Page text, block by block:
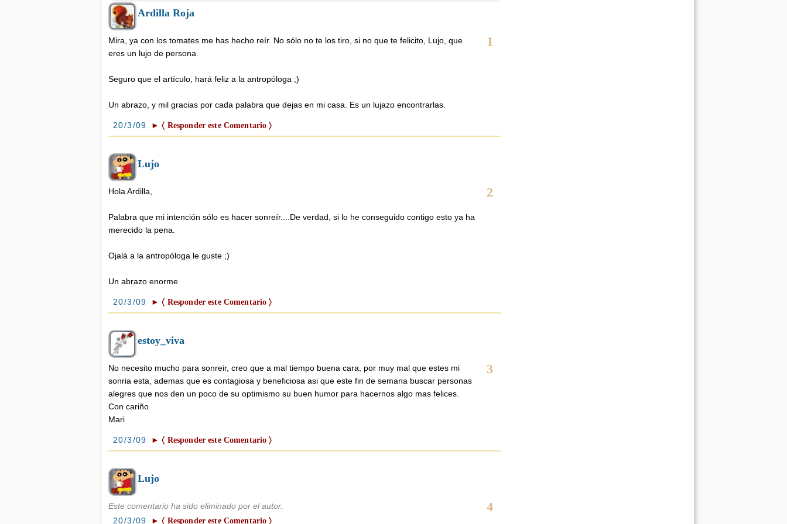
Ardilla Roja
1
Mira, ya con los tomates me has hecho reír. No sólo no te los tiro, si no que te felicito, Lujo, que
eres un lujo de persona.
Seguro que el artículo, hará feliz a la antropóloga ;)
Un abrazo, y mil gracias por cada palabra que dejas en mi casa. Es un lujazo encontrarlas.
20/3/09 ► 〈 Responder este Comentario 〉
Lujo
2
Hola Ardilla,
Palabra que mi intención sólo es hacer sonreír....De verdad, si lo he conseguido contigo esto ya ha
merecido la pena.
Ojalá a la antropóloga le guste ;)
Un abrazo enorme
20/3/09 ► 〈 Responder este Comentario 〉
estoy_viva
3
No necesito mucho para sonreir, creo que a mal tiempo buena cara, por muy mal que estes mi
sonria esta, ademas que es contagiosa y beneficiosa asi que este fin de semana buscar personas
alegres que nos den un poco de su optimismo su buen humor para hacernos algo mas felices.
Con cariño
Mari
20/3/09 ► 〈 Responder este Comentario 〉
Lujo
4
Este comentario ha sido eliminado por el autor.
20/3/09
► 〈 Responder este Comentario 〉